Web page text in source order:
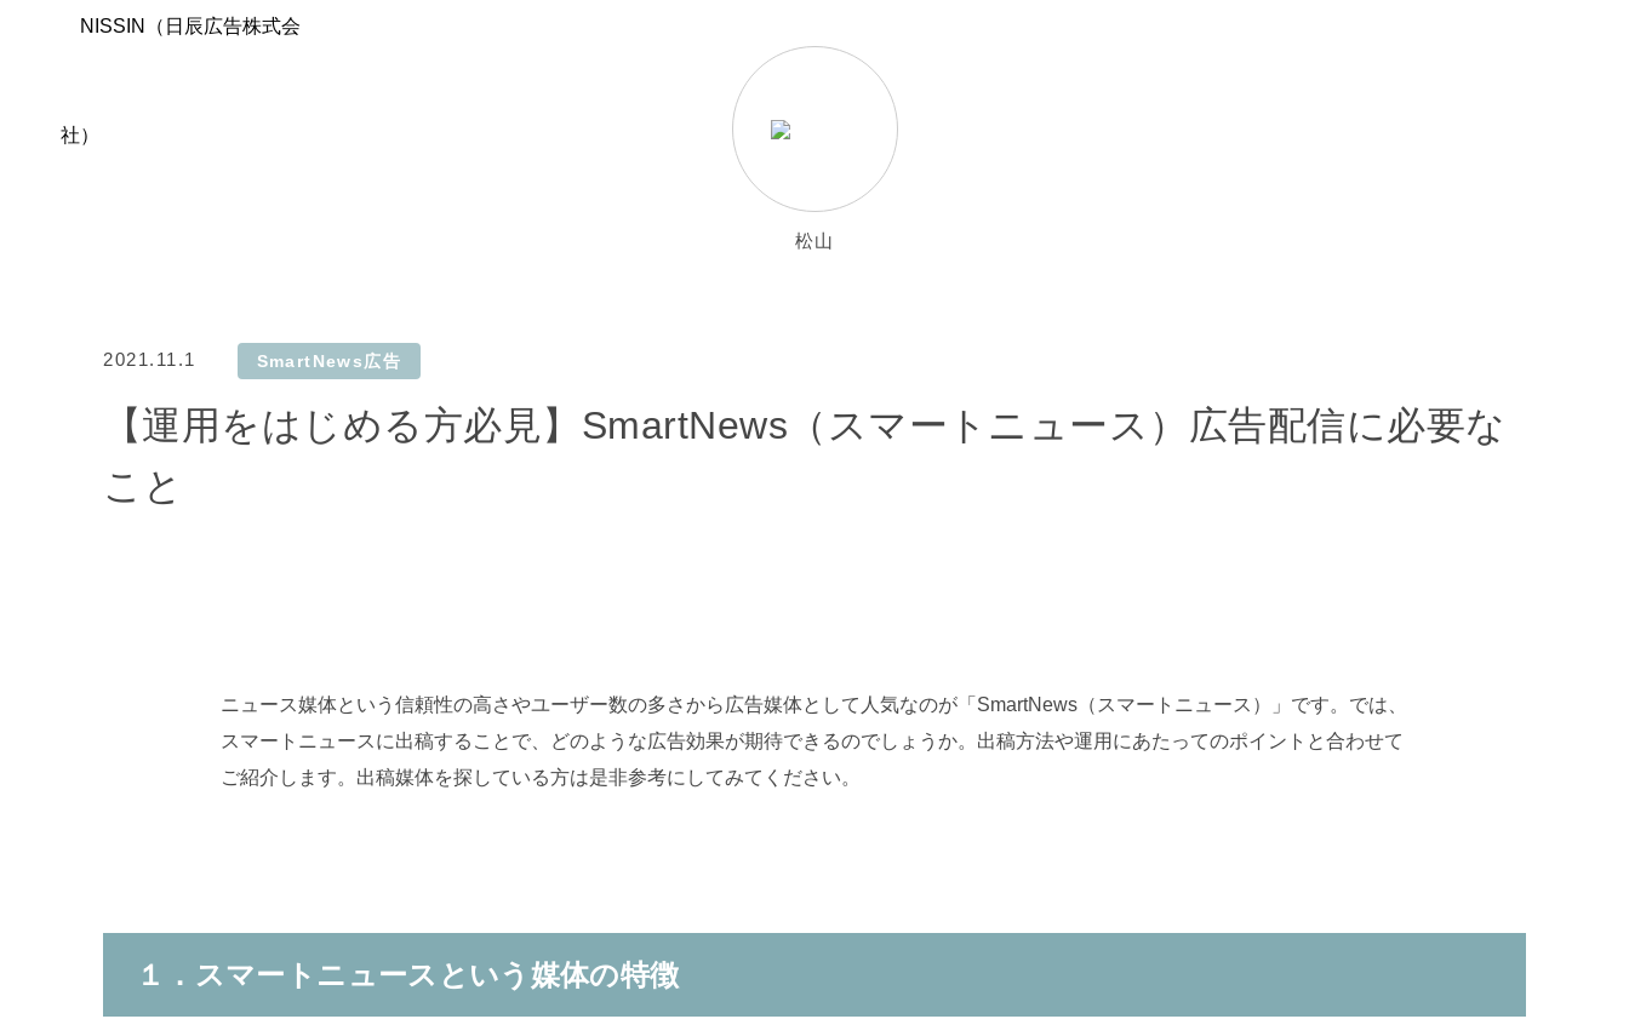
松山
2021.11.1 SmartNews広告
【運用をはじめる方必見】SmartNews（スマートニュース）広告配信に必要な
こと
ニュース媒体という信頼性の高さやユーザー数の多さから広告媒体として人気なのが「SmartNews（スマートニュース）」です。では、
スマートニュースに出稿することで、どのような広告効果が期待できるのでしょうか。出稿方法や運用にあたってのポイントと合わせて
ご紹介します。出稿媒体を探している方は是非参考にしてみてください。
１．スマートニュースという媒体の特徴